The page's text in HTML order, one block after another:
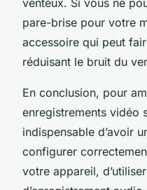
pare-brise pour votre
accessoire qui peut
réduisant le bruit du
En conclusion, pour
enregistrements vidéo
indispensable d’avoir
configurer
votre appareil,